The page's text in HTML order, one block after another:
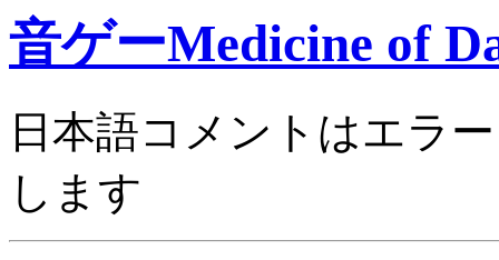
音ゲーMedicine of
日本語コメントはエラ
します